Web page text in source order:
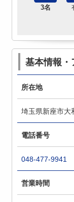
3名
基本情報・
所在地
埼玉県新座市大
電話番号
048-477-9941
営業時間